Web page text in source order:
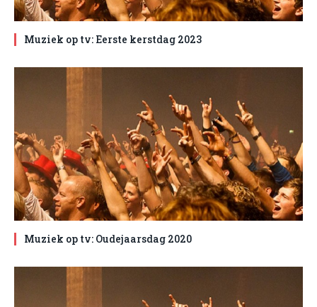
Muziek op tv: Eerste kerstdag 2023
Muziek op tv: Oudejaarsdag 2020